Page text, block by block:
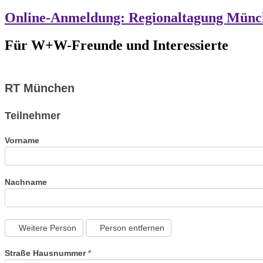
Online-Anmeldung: Regionaltagung
Für W+W-Freunde und Interessierte
München
RT München
Teilnehmer
Vorname
Nachname
Weitere Person Person entfernen
Straße Hausnummer*